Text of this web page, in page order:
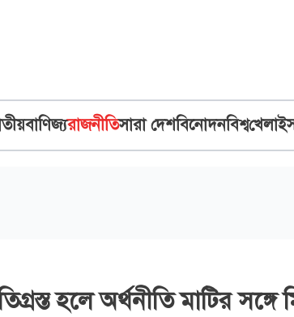
বাণিজ্যরাজনীতিসারা দেশবিনোদনবিশ্বখেলা
হলে অর্থনীতি মাটির সঙ্গে